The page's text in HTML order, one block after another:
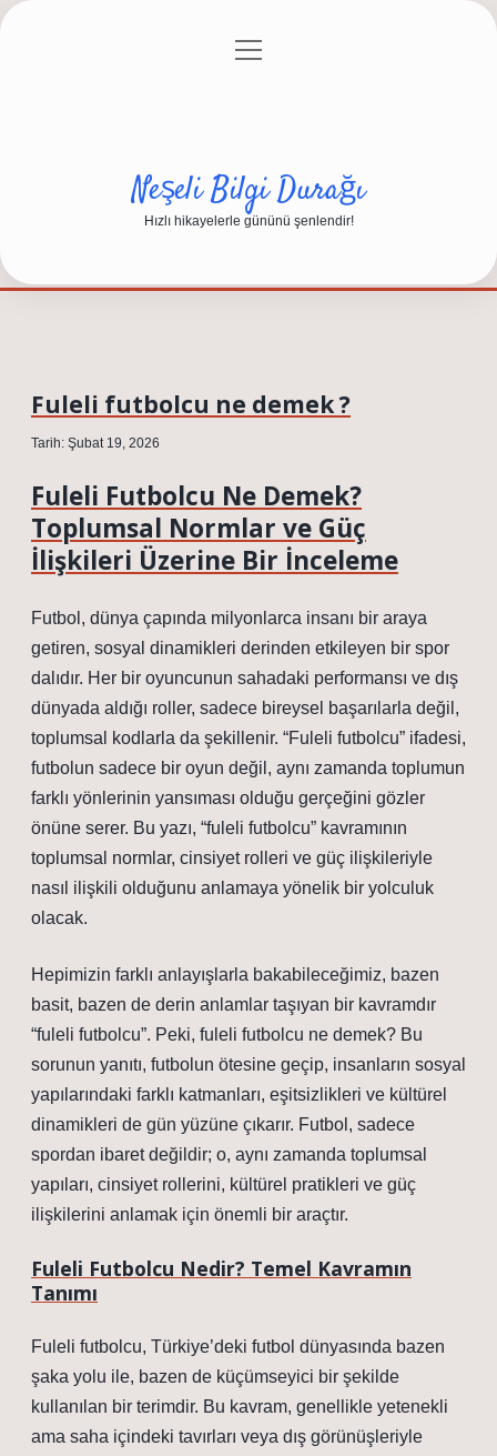
Gizlilik Politikası
menüyü
Neşeli Bilgi Durağı
Hızlı hikayelerle gününü şenlendir!
Fuleli futbolcu ne demek ?
Tarih: Şubat 19, 2026
Fuleli Futbolcu Ne Demek?
Toplumsal Normlar ve Güç
İlişkileri Üzerine Bir İnceleme
Futbol, dünya çapında milyonlarca insanı bir araya
getiren, sosyal dinamikleri derinden etkileyen bir spor
dalıdır. Her bir oyuncunun sahadaki performansı ve dış
dünyada aldığı roller, sadece bireysel başarılarla değil,
toplumsal kodlarla da şekillenir. “Fuleli futbolcu” ifadesi,
futbolun sadece bir oyun değil, aynı zamanda toplumun
farklı yönlerinin yansıması olduğu gerçeğini gözler
önüne serer. Bu yazı, “fuleli futbolcu” kavramının
toplumsal normlar, cinsiyet rolleri ve güç ilişkileriyle
nasıl ilişkili olduğunu anlamaya yönelik bir yolculuk
olacak.
Hepimizin farklı anlayışlarla bakabileceğimiz, bazen
basit, bazen de derin anlamlar taşıyan bir kavramdır
“fuleli futbolcu”. Peki, fuleli futbolcu ne demek? Bu
sorunun yanıtı, futbolun ötesine geçip, insanların sosyal
yapılarındaki farklı katmanları, eşitsizlikleri ve kültürel
dinamikleri de gün yüzüne çıkarır. Futbol, sadece
spordan ibaret değildir; o, aynı zamanda toplumsal
yapıları, cinsiyet rollerini, kültürel pratikleri ve güç
ilişkilerini anlamak için önemli bir araçtır.
Fuleli Futbolcu Nedir? Temel Kavramın
Tanımı
Fuleli futbolcu, Türkiye’deki futbol dünyasında bazen
şaka yolu ile, bazen de küçümseyici bir şekilde
kullanılan bir terimdir. Bu kavram, genellikle yetenekli
ama saha içindeki tavırları veya dış görünüşleriyle